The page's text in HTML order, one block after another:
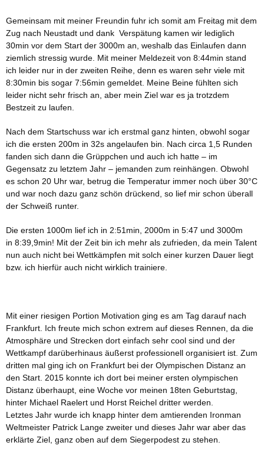
Gemeinsam mit meiner Freundin fuhr ich somit am Freitag mit dem
Zug nach Neustadt und dank Verspätung kamen wir lediglich
30min vor dem Start der 3000m an, weshalb das Einlaufen dann
ziemlich stressig wurde. Mit meiner Meldezeit von 8:44min stand
ich leider nur in der zweiten Reihe, denn es waren sehr viele mit
8:30min bis sogar 7:56min gemeldet. Meine Beine fühlten sich
leider nicht sehr frisch an, aber mein Ziel war es ja trotzdem
Bestzeit zu laufen.
Nach dem Startschuss war ich erstmal ganz hinten, obwohl sogar
ich die ersten 200m in 32s angelaufen bin. Nach circa 1,5 Runden
fanden sich dann die Grüppchen und auch ich hatte – im
Gegensatz zu letztem Jahr – jemanden zum reinhängen. Obwohl
es schon 20 Uhr war, betrug die Temperatur immer noch über 30°C
und war noch dazu ganz schön drückend, so lief mir schon überall
der Schweiß runter.
Die ersten 1000m lief ich in 2:51min, 2000m in 5:47 und 3000m
in 8:39,9min! Mit der Zeit bin ich mehr als zufrieden, da mein Talent
nun auch nicht bei Wettkämpfen mit solch einer kurzen Dauer liegt
bzw. ich hierfür auch nicht wirklich trainiere.
Mit einer riesigen Portion Motivation ging es am Tag darauf nach
Frankfurt. Ich freute mich schon extrem auf dieses Rennen, da die
Atmosphäre und Strecken dort einfach sehr cool sind und der
Wettkampf darüberhinaus äußerst professionell organisiert ist. Zum
dritten mal ging ich on Frankfurt bei der Olympischen Distanz an
den Start. 2015 konnte ich dort bei meiner ersten olympischen
Distanz überhaupt, eine Woche vor meinen 18ten Geburtstag,
hinter Michael Raelert und Horst Reichel dritter werden.
Letztes Jahr wurde ich knapp hinter dem amtierenden Ironman
Weltmeister Patrick Lange zweiter und dieses Jahr war aber das
erklärte Ziel, ganz oben auf dem Siegerpodest zu stehen.